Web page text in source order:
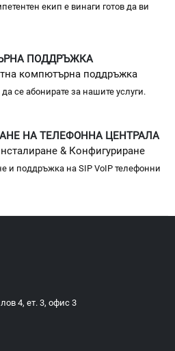
екип е винаги готов да ви
ПОДДРЪЖКА
компютърна поддръжка
се абонирате за нашите услуги.
НА ТЕЛЕФОННА ЦЕНТРАЛА
& Конфигуриране
и поддръжка на SIP VoIP телефонни
4, ет. 3, офис 3